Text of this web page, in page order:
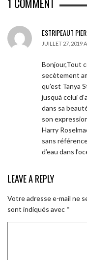
ESTRIPEAUT
JUILLET 27, 2019
Bonjour,Tout
secètement
qu’est Tanya
jusquà celui
dans sa
son
Harry
sans
d’eau dans
LEAVE A REPLY
Votre adresse e-mail ne
sont indiqués avec *